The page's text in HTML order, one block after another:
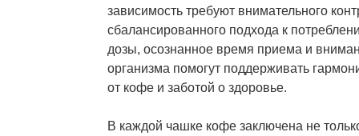
зависимость требуют внимательного
сбалансированного подхода к
дозы, осознанное время приема и
организма помогут поддерживать
от кофе и заботой о здоровье.
В каждой чашке кофе заключена не